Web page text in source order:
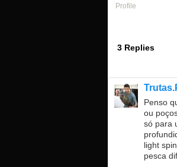
Profile
3 Replies
Penso
ou
só para
light
pesca